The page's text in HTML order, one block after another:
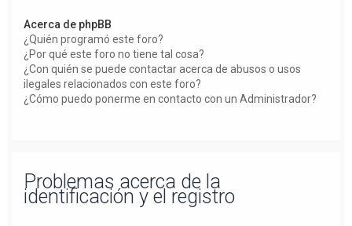
Acerca de phpBB
¿Quién programó este foro?
¿Por qué este foro no tiene tal cosa?
¿Con quién se puede contactar acerca de abusos o usos
ilegales relacionados con este foro?
¿Cómo puedo ponerme en contacto con un Administrador?
Problemas acerca de la
identificación y el registro